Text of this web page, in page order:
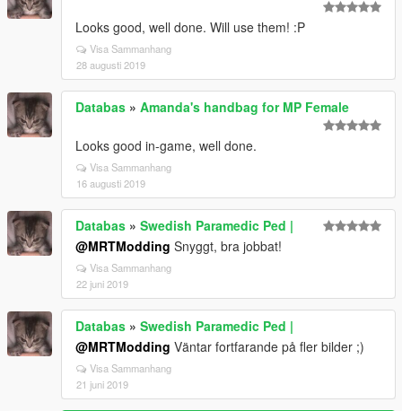
Looks good, well done. Will use them! :P
Visa Sammanhang
28 augusti 2019
Databas » Amanda's handbag for MP Female
Looks good in-game, well done.
Visa Sammanhang
16 augusti 2019
Databas » Swedish Paramedic Ped |
@MRTModding Snyggt, bra jobbat!
Visa Sammanhang
22 juni 2019
Databas » Swedish Paramedic Ped |
@MRTModding Väntar fortfarande på fler bilder ;)
Visa Sammanhang
21 juni 2019